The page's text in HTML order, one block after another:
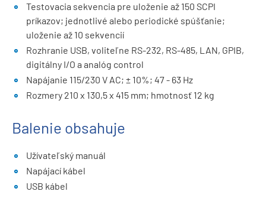
Testovacia sekvencia pre uloženie až 150 SCPI
príkazov; jednotlivé alebo periodické spúšťanie;
uloženie až 10 sekvencií
Rozhranie USB, voliteľne RS-232, RS-485, LAN, GPIB,
digitálny I/O a analóg control
Napájanie 115/230 V AC; ± 10%; 47 - 63 Hz
Rozmery 210 x 130,5 x 415 mm; hmotnosť 12 kg
Balenie obsahuje
Užívateľský manuál
Napájací kábel
USB kábel